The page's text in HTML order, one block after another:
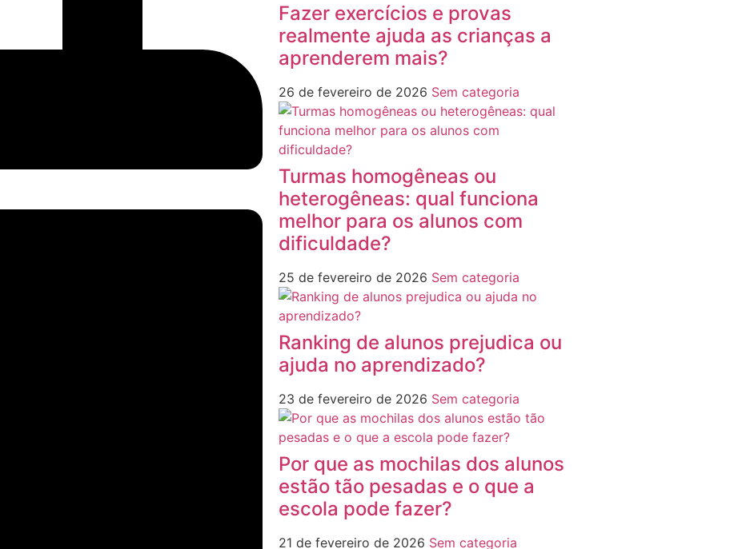
Fazer exercícios e provas
realmente ajuda as crianças a
aprenderem mais?
26 de fevereiro de 2026 Sem categoria
Turmas homogêneas ou
heterogêneas: qual funciona
melhor para os alunos com
dificuldade?
25 de fevereiro de 2026 Sem categoria
Ranking de alunos prejudica ou
ajuda no aprendizado?
23 de fevereiro de 2026 Sem categoria
Por que as mochilas dos alunos
estão tão pesadas e o que a
escola pode fazer?
21 de fevereiro de 2026 Sem categoria